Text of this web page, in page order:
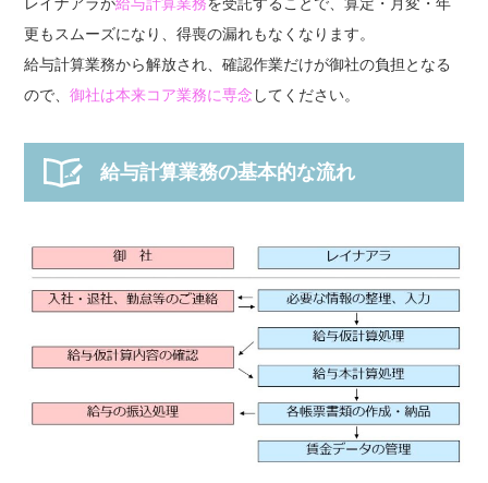
更もスムーズになり、得喪の漏れもなくなります。
給与計算業務から解放され、確認作業だけが御社の負担となる
ので、御社は本来コア業務に専念 してください。
給与計算業務の基本的な流れ